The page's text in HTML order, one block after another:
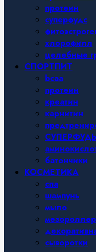
протеин
суперфудс
хлорофилл
целебные
СПОРТПИТ
bcaa
протеин
креатин
карнитин
батончики
КОСМЕТИКА
спа
шампунь
мыло
мезороллер
сыворотки